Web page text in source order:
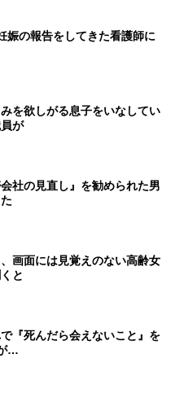
娠の報告をしてきた看護師に
を欲しがる息子をいなしてい
が
社の見直し』を勧められた男
画面には見覚えのない高齢女
と
『死んだら会えないこと』を
…